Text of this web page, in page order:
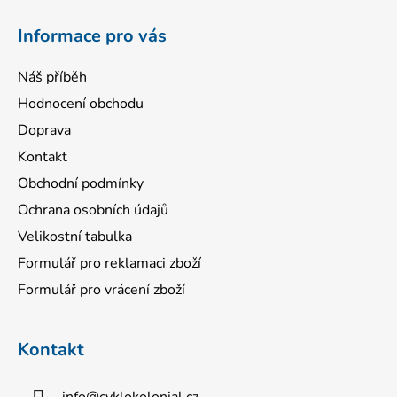
Informace pro vás
Náš příběh
Hodnocení obchodu
Doprava
Kontakt
Obchodní podmínky
Ochrana osobních údajů
Velikostní tabulka
Formulář pro reklamaci zboží
Formulář pro vrácení zboží
Kontakt